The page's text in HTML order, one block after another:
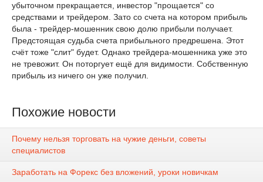
убыточном прекращается, инвестор "прощается" со
средствами и трейдером. Зато со счета на котором прибыль
была - трейдер-мошенник свою долю прибыли получает.
Предстоящая судьба счета прибыльного предрешена. Этот
счёт тоже "слит" будет. Однако трейдера-мошенника уже это
не тревожит. Он поторгует ещё для видимости. Собственную
прибыль из ничего он уже получил.
Похожие новости
Почему нельзя торговать на чужие деньги, советы
специалистов
Заработать на Форекс без вложений, уроки новичкам